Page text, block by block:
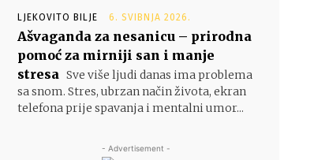
LJEKOVITO BILJE 6. SVIBNJA 2026.
Ašvaganda za nesanicu – prirodna
pomoć za mirniji san i manje
stresa Sve više ljudi danas ima problema
sa snom. Stres, ubrzan način života, ekran
telefona prije spavanja i mentalni umor...
- Advertisement -